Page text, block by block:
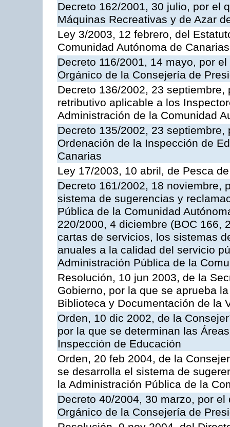
Decreto 162/2001, 30 julio, por el
Máquinas Recreativas y de Azar
Ley 3/2003, 12 febrero, del
Comunidad Autónoma de Canarias
Decreto 116/2001, 14 mayo, por
Orgánico de la Consejería de
Decreto 136/2002, 23
retributivo aplicable a los
Administración de la Comunidad
Decreto 135/2002, 23
Ordenación de la Inspección de
Canarias
Ley 17/2003, 10 abril, de Pesca
Decreto 161/2002, 18 noviembre,
sistema de sugerencias y
Pública de la Comunidad
220/2000, 4 diciembre (BOC 166,
cartas de servicios, los sistemas
anuales a la calidad del servicio
Administración Pública de la
Resolución, 10 jun 2003, de la
Gobierno, por la que se aprueba
Biblioteca y Documentación de la
Orden, 10 dic 2002, de la
por la que se determinan las
Inspección de Educación
Orden, 20 feb 2004, de la
se desarrolla el sistema de
la Administración Pública de la
Decreto 40/2004, 30 marzo, por
Orgánico de la Consejería de